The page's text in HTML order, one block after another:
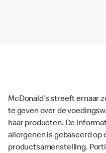
McDonald’s streeft ernaar
te geven over de
haar producten. De
allergenen is gebaseerd op
productsamenstelling.